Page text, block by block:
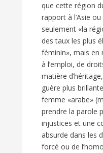
que cette région
rapport à l’Asie
seulement «la
des taux les plus
féminin», mais en
à l’emploi, de
matière
guère plus
femme «arabe»
prendre la parole
injustices et une
absurde dans les
forcé ou de